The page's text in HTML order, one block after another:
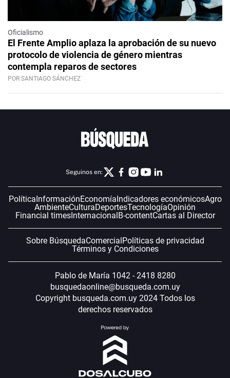
Oficialismo
El Frente Amplio aplaza la aprobación de su nuevo
protocolo de violencia de género mientras
contempla reparos de sectores
POR SANTIAGO SÁNCHEZ
Seguinos en:
Política InformaciónEconomía Indicadores económicosAgro
AmbienteCulturaDeportesTecnologíaOpinión
Financial timesInternacional B-contentCartas al Director
Sobre BúsquedaComercial Políticas de privacidad
Términos y Condiciones
Pablo de María 1042 - 2418 8280
busquedaonline@busqueda.com.uy
Copyright busqueda.com.uy 2024 Todos los
derechos reservados